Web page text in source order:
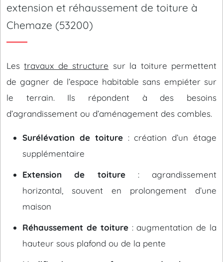
extension et réhaussement de toiture à
Chemaze (53200)
Lestravaux de structure sur la toiture permettent
de gagner de l’espace habitable sans empiéter sur
le terrain. Ils répondent à des besoins
d’agrandissement ou d’aménagement des combles.
Surélévation de toiture: création d’un étage
supplémentaire
Extension de toiture: agrandissement
horizontal, souvent en prolongement d’une
maison
Réhaussement de toiture: augmentation de la
hauteur sous plafond ou de la pente